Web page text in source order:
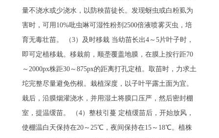
量不浇水或少浇水，以防秧苗徒长。发现蚜虫或白粉虱为
害时，可用10%吡虫啉可湿性粉剂2500倍液喷雾灭虫，培
育无毒壮苗。 （3）及时移栽 当幼苗长出4～5片叶子时，
即可定植移栽。移栽前，顺垄覆盖地膜，在膜上按行距70
～2000px株距30～875px的距离打孔定植。取苗时，力求土
坨完整尽量避免伤根。栽植深度，以子叶平露土面为宜。
栽后，沿膜烟灌浇水，并用湿土将膜口压严，然后密封棚
室，提温缓苗。 （4）整枝引蔓 定植缓苗后，开始放风，
使棚温白天保持在20～25℃，夜间保持在15～18℃。植株